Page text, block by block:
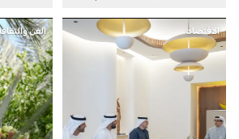
الاقتصاد الفن والثقافة